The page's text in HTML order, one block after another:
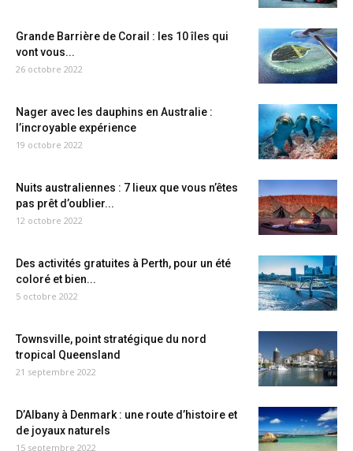
Grande Barrière de Corail : les 10 îles qui
vont vous...
26 octobre 2022
Nager avec les dauphins en Australie :
l’incroyable expérience
19 octobre 2022
Nuits australiennes : 7 lieux que vous n’êtes
pas prêt d’oublier...
12 octobre 2022
Des activités gratuites à Perth, pour un été
coloré et bien...
5 octobre 2022
Townsville, point stratégique du nord
tropical Queensland
21 septembre 2022
D’Albany à Denmark : une route d’histoire et
de joyaux naturels
15 septembre 2022